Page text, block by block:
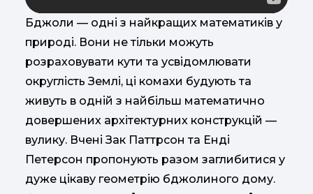
Бджоли — одні з найкращих математиків у
природі. Вони не тільки можуть
розраховувати кути та усвідомлювати
округлість Землі, ці комахи будують та
живуть в одній з найбільш математично
довершених архітектурних конструкцій —
вулику. Вчені Зак Паттрсон та Енді
Петерсон пропонують разом заглибитися у
дуже цікаву геометрію бджолиного дому.